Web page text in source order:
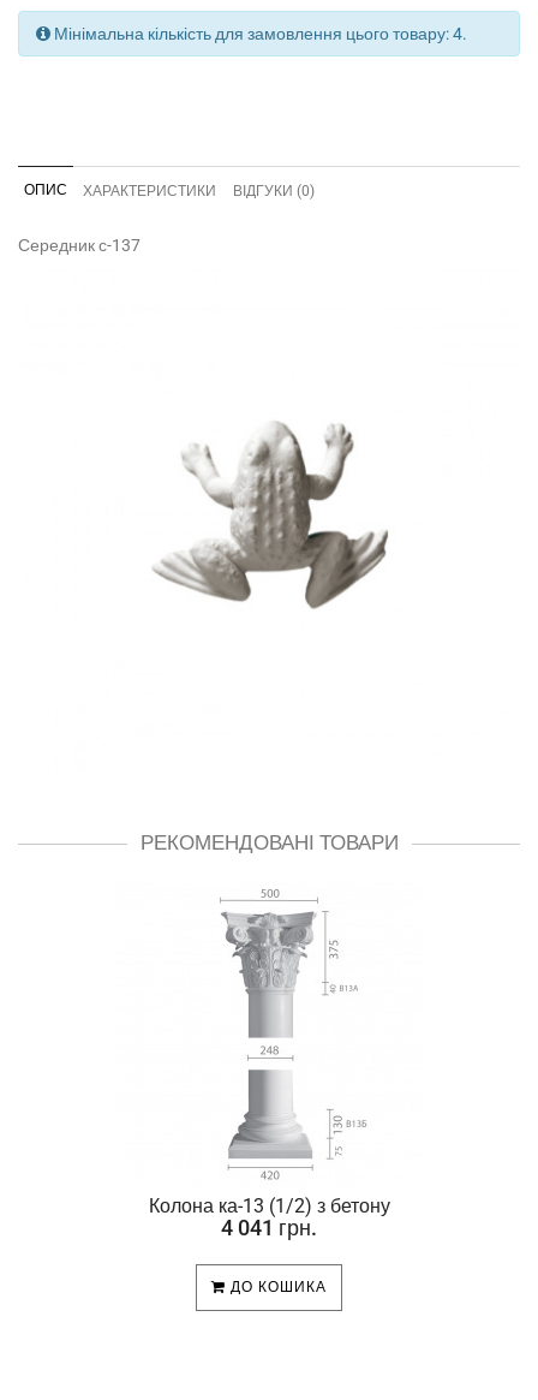
Мінімальна кількість для замовлення цього товару: 4.
ОПИС ХАРАКТЕРИСТИКИ ВІДГУКИ (0)
Середник с-137
РЕКОМЕНДОВАНІ ТОВАРИ
Колона ка-13 (1/2) з бетону
4 041 грн.
ДО КОШИКА